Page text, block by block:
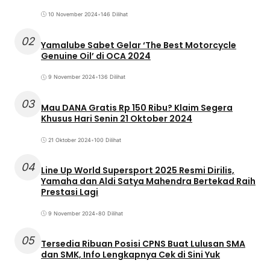
10 November 2024•146 Dilihat
02 Yamalube Sabet Gelar ‘The Best Motorcycle
Genuine Oil’ di OCA 2024
9 November 2024•136 Dilihat
03 Mau DANA Gratis Rp 150 Ribu? Klaim Segera
Khusus Hari Senin 21 Oktober 2024
21 Oktober 2024•100 Dilihat
04 Line Up World Supersport 2025 Resmi Dirilis,
Yamaha dan Aldi Satya Mahendra Bertekad Raih
Prestasi Lagi
9 November 2024•80 Dilihat
05 Tersedia Ribuan Posisi CPNS Buat Lulusan SMA
dan SMK, Info Lengkapnya Cek di Sini Yuk